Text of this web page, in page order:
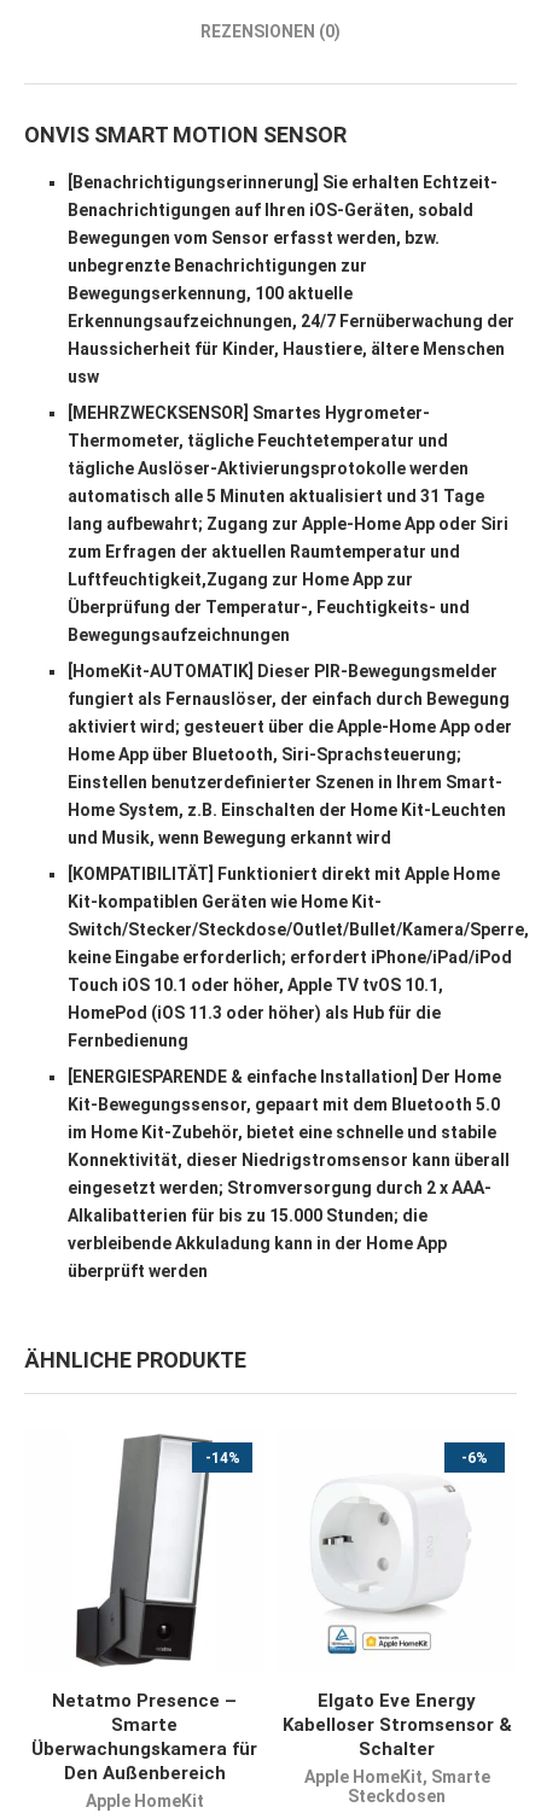
REZENSIONEN (0)
ONVIS SMART MOTION SENSOR
[Benachrichtigungserinnerung] Sie erhalten Echtzeit-
Benachrichtigungen auf Ihren iOS-Geräten, sobald
Bewegungen vom Sensor erfasst werden, bzw.
unbegrenzte Benachrichtigungen zur
Bewegungserkennung, 100 aktuelle
Erkennungsaufzeichnungen, 24/7 Fernüberwachung der
Haussicherheit für Kinder, Haustiere, ältere Menschen
usw
[MEHRZWECKSENSOR] Smartes Hygrometer-
Thermometer, tägliche Feuchtetemperatur und
tägliche Auslöser-Aktivierungsprotokolle werden
automatisch alle 5 Minuten aktualisiert und 31 Tage
lang aufbewahrt; Zugang zur Apple-Home App oder Siri
zum Erfragen der aktuellen Raumtemperatur und
Luftfeuchtigkeit,Zugang zur Home App zur
Überprüfung der Temperatur-, Feuchtigkeits- und
Bewegungsaufzeichnungen
[HomeKit-AUTOMATIK] Dieser PIR-Bewegungsmelder
fungiert als Fernauslöser, der einfach durch Bewegung
aktiviert wird; gesteuert über die Apple-Home App oder
Home App über Bluetooth, Siri-Sprachsteuerung;
Einstellen benutzerdefinierter Szenen in Ihrem Smart-
Home System, z.B. Einschalten der Home Kit-Leuchten
und Musik, wenn Bewegung erkannt wird
[KOMPATIBILITÄT] Funktioniert direkt mit Apple Home
Kit-kompatiblen Geräten wie Home Kit-
Switch/Stecker/Steckdose/Outlet/Bullet/Kamera/Sperre,
keine Eingabe erforderlich; erfordert iPhone/iPad/iPod
Touch iOS 10.1 oder höher, Apple TV tvOS 10.1,
HomePod (iOS 11.3 oder höher) als Hub für die
Fernbedienung
[ENERGIESPARENDE & einfache Installation] Der Home
Kit-Bewegungssensor, gepaart mit dem Bluetooth 5.0
im Home Kit-Zubehör, bietet eine schnelle und stabile
Konnektivität, dieser Niedrigstromsensor kann überall
eingesetzt werden; Stromversorgung durch 2 x AAA-
Alkalibatterien für bis zu 15.000 Stunden; die
verbleibende Akkuladung kann in der Home App
überprüft werden
ÄHNLICHE PRODUKTE
-14%
JETZT KAUFEN
Netatmo Presence –
Smarte
Überwachungskamera für
Den Außenbereich
Apple HomeKit
-6%
JETZT KAUFEN
Elgato Eve Energy
Kabelloser Stromsensor &
Schalter
Apple HomeKit, Smarte
Steckdosen